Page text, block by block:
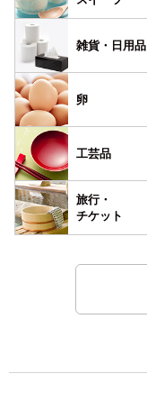
雑貨・ 日用品
卵
工芸品
旅行・
チケット